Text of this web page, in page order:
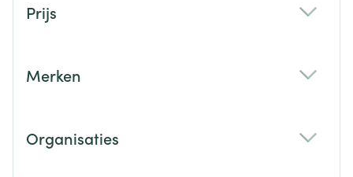
Prijs
Merken
Organisaties